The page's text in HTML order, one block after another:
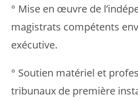
° Mise en œuvre de
magistrats compétents
exécutive.
° Soutien matériel et
tribunaux de première